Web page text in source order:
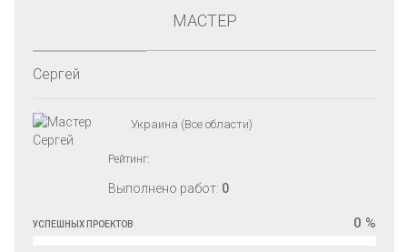
МАСТЕР
Сергей
Украина (Все области)
Рейтинг:
Выполнено работ: 0
0 %
УСПЕШНЫХ ПРОЕКТОВ